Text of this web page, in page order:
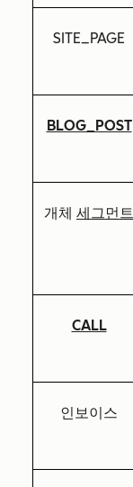
SITE_PAGE
BLOG_POST
개체 세그먼트
CALL
인보이스